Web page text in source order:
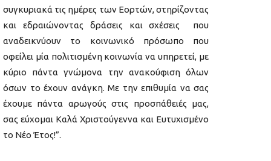
συγκυριακά τις ημέρες των Εορτών, στηρίζοντας
και εδραιώνοντας δράσεις και σχέσεις που
αναδεικνύουν το κοινωνικό πρόσωπο που
οφείλει μία πολιτισμένη κοινωνία να υπηρετεί, με
κύριο πάντα γνώμονα την ανακούφιση όλων
όσων το έχουν ανάγκη. Με την επιθυμία να σας
έχουμε πάντα αρωγούς στις προσπάθειές μας,
σας εύχομαι Καλά Χριστούγεννα και Ευτυχισμένο
το Νέο Έτος!”.